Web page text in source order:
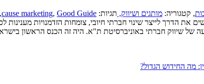
, קטגוריה: מותגים ושיווק, תגיות: cause marketing, Good Guide
,
שיווק חברתי באוניברסיטת ת"א. היה זה הכנס הראשון